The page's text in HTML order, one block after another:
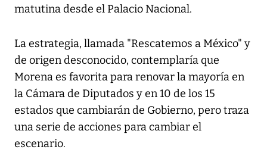
matutina desde el Palacio Nacional.
La estrategia, llamada "Rescatemos a México" y
de origen desconocido, contemplaría que
Morena es favorita para renovar la mayoría en
la Cámara de Diputados y en 10 de los 15
estados que cambiarán de Gobierno, pero traza
una serie de acciones para cambiar el
escenario.